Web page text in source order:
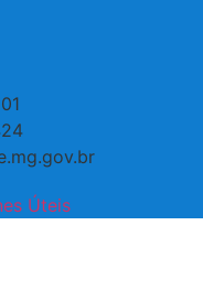
Úteis